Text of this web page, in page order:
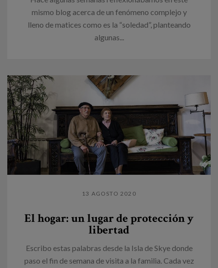
mismo blog acerca de un fenómeno complejo y
lleno de matices como es la “soledad”, planteando
algunas...
13 AGOSTO 2020
El hogar: un lugar de protección y
libertad
Escribo estas palabras desde la Isla de Skye donde
paso el fin de semana de visita a la familia. Cada vez